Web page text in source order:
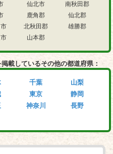
仙北市
鹿角郡
北秋田郡
山本郡
南秋田郡
仙北郡
雄勝郡
載しているその他の都道府県：
千葉
東京
神奈川
山梨
静岡
長野